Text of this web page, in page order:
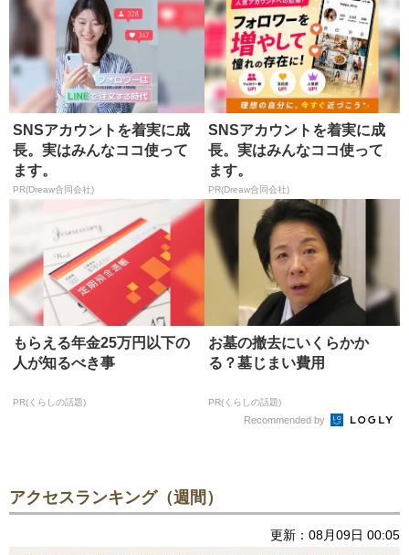
SNSアカウントを着実に成
長。実はみんなココ使って
ます。
PR(Dreaw合同会社)
SNSアカウントを着実に成
長。実はみんなココ使って
ます。
PR(Dreaw合同会社)
もらえる年金25万円以下の
人が知るべき事
PR(くらしの話題)
お墓の撤去にいくらかか
る？墓じまい費用
PR(くらしの話題)
Recommended by
アクセスランキング（週間）
更新：08月09日 00:05